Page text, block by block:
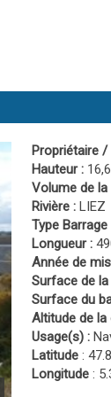
Propriétaire /
Hauteur :
Volume de la
Rivière : LIEZ
Type Barrage
Longueur :
Année de
Surface de
Surface du
Altitude de la
Usage(s) :
Latitude :
Longitude :